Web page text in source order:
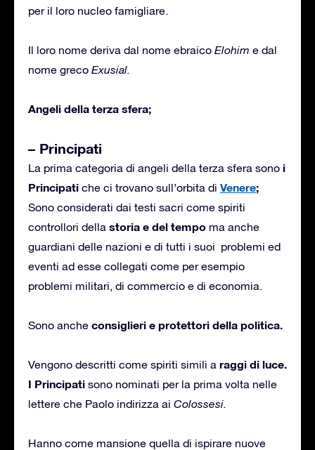
per il loro nucleo famigliare.
Il loro nome deriva dal nome ebraico Elohim e dal
nome greco Exusial.
Angeli della terza sfera;
– Principati
La prima categoria di angeli della terza sfera sono i
Principati che ci trovano sull’orbita di Venere;
Sono considerati dai testi sacri come spiriti
controllori della storia e del tempo ma anche
guardiani delle nazioni e di tutti i suoi problemi ed
eventi ad esse collegati come per esempio
problemi militari, di commercio e di economia.
Sono anche consiglieri e protettori della politica.
Vengono descritti come spiriti simili a raggi di luce.
I Principati sono nominati per la prima volta nelle
lettere che Paolo indirizza ai Colossesi.
Hanno come mansione quella di ispirare nuove